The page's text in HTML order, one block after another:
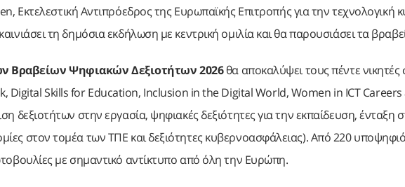
Eκτελεστική Aντιπρόεδρος της Ευρωπαϊκής Επιτροπής για την τεχνολογική
τη δημόσια εκδήλωση με κεντρική ομιλία και θα παρουσιάσει τα
Βραβείων Ψηφιακών Δεξιοτήτων 2026θα αποκαλύψει τους πέντε νικητές
Digital Skills for Education, Inclusion in the Digital World, Women in ICT
δεξιοτήτων στην εργασία, ψηφιακές δεξιότητες για την εκπαίδευση, ένταξη
στον τομέα των ΤΠΕ και δεξιότητες κυβερνοασφάλειας). Από 220
με σημαντικό αντίκτυπο από όλη την Ευρώπη.